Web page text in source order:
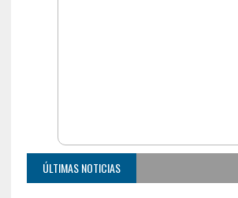
ÚLTIMAS NOTICIAS